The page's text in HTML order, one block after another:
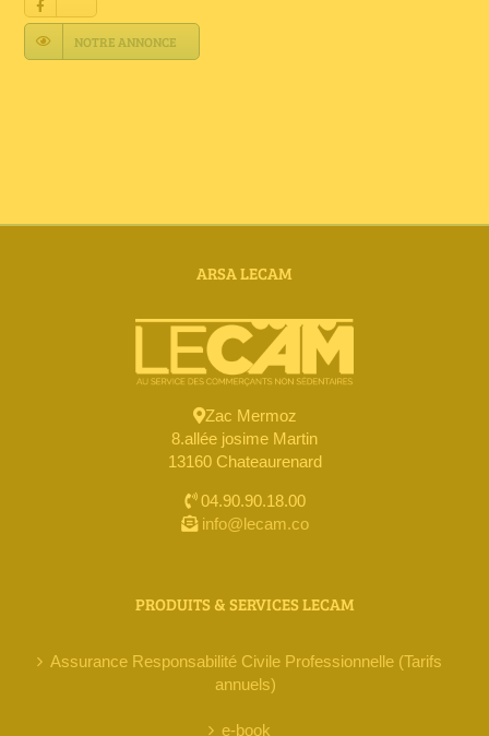
ContactNOTRE ANNONCE
ARSA LECAM
Zac Mermoz
8.allée josime Martin
13160 Chateaurenard
04.90.90.18.00
info@lecam.co
PRODUITS & SERVICES LECAM
Assurance Responsabilité Civile Professionnelle (Tarifs
annuels)
e-book